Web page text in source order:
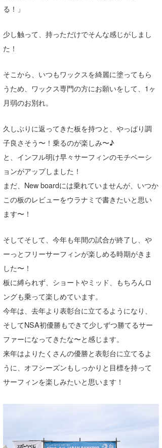
る！」
少し触って、持っただけでそんな感じがしまし
た！
そこから、いつもワックスを綺麗に塗ってもら
うため、ワックス専門の方にお願いをして、1ヶ
月弱のお別れ。
久しぶりに返ってきた板を持つと、やっぱり調
子良さそう〜！乗るのが楽しみ〜♪
と、インフル明け早々サーフィンのモチベーシ
ョンがアップしました！
まだ、New boardには乗れていませんが、いつか
この板のレビューをウラナミで書きたいと思い
ます〜！
そしてそして、今年も年間の試合が終了し、や
ーっとフリーサーフィンが楽しめる時期がきま
した〜！
板に縛られず、ショートやミッド、もちろんロ
ングも乗って楽しめています。
今年は、去年より表彰台に立てるようになり、
そしてNSA初優勝もできて少しずつ勝てるサー
ファーになってきたな〜と感じます。
来年はよりたくさんの優勝と表彰台に立てるよ
うに、オフシーズンもしっかりと目標を持って
サーフィンを楽しみたいと思います！